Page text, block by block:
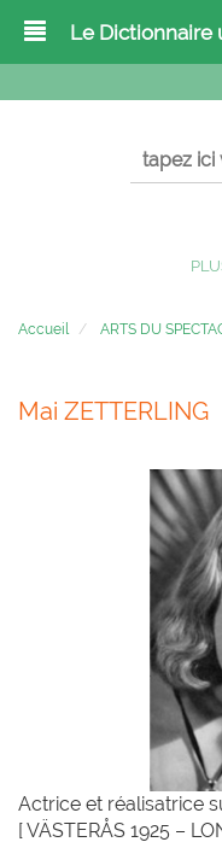
Le Dictionnaire
Accueil ARTS DU
Mai ZETTERLING
Actrice et réalisatrice
[ VÄSTERÅS 1925 –